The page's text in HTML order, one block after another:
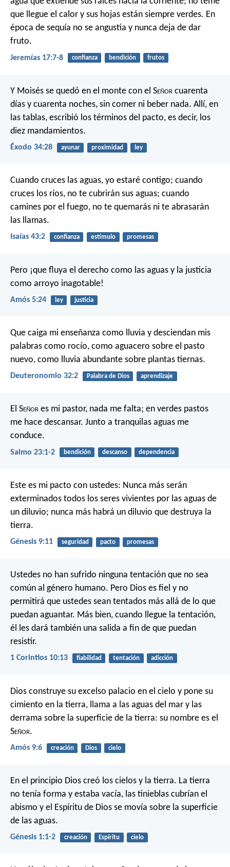
que llegue el calor y sus hojas están siempre verdes. En
época de sequía no se angustia y nunca deja de dar
fruto.
Jeremías 17:7-8 confianza bendición frutos
Y Moisés se quedó en el monte con el Señor cuarenta
días y cuarenta noches, sin comer ni beber nada. Allí, en
las tablas, escribió los términos del pacto, es decir, los
diez mandamientos.
Éxodo 34:28 ayunar proximidad ley
Cuando cruces las aguas, yo estaré contigo; cuando
cruces los ríos, no te cubrirán sus aguas; cuando
camines por el fuego, no te quemarás ni te abrasarán
las llamas.
Isaías 43:2 confianza estímulo promesas
Pero ¡que fluya el derecho como las aguas y la justicia
como arroyo inagotable!
Amós 5:24 ley justicia
Que caiga mi enseñanza como lluvia y desciendan mis
palabras como rocío, como aguacero sobre el pasto
nuevo, como lluvia abundante sobre plantas tiernas.
Deuteronomio 32:2 Palabra de Dios aprendizaje
El Señor es mi pastor, nada me falta; en verdes pastos
me hace descansar. Junto a tranquilas aguas me
conduce.
Salmo 23:1-2 bendición descanso dependencia
Este es mi pacto con ustedes: Nunca más serán
exterminados todos los seres vivientes por las aguas de
un diluvio; nunca más habrá un diluvio que destruya la
tierra.
Génesis 9:11 seguridad pacto promesas
Ustedes no han sufrido ninguna tentación que no sea
común al género humano. Pero Dios es fiel y no
permitirá que ustedes sean tentados más allá de lo que
puedan aguantar. Más bien, cuando llegue la tentación,
él les dará también una salida a fin de que puedan
resistir.
1 Corintios 10:13 fiabilidad tentación adicción
Dios construye su excelso palacio en el cielo y pone su
cimiento en la tierra, llama a las aguas del mar y las
derrama sobre la superficie de la tierra: su nombre es el
Señor.
Amós 9:6 creación Dios cielo
En el principio Dios creó los cielos y la tierra. La tierra
no tenía forma y estaba vacía, las tinieblas cubrían el
abismo y el Espíritu de Dios se movía sobre la superficie
de las aguas.
Génesis 1:1-2 creación Espíritu cielo